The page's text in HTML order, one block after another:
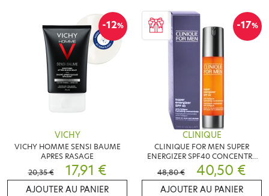
-12%
VICHY
VICHY HOMME SENSI BAUME
APRES RASAGE
20,35 €
17,91 €
AJOUTER AU PANIER
-17%
CLINIQUE
CLINIQUE FOR MEN SUPER
ENERGIZER SPF40 CONCENTRE
HYDRATANT 48ML
48,80 € 40,50 €
AJOUTER AU PANIER